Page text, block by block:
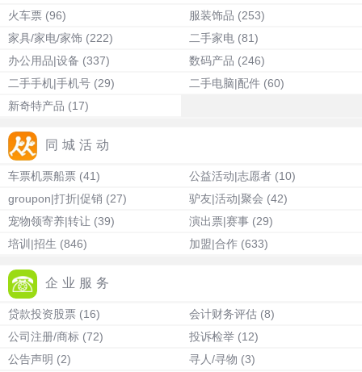
火车票 (96) 服装饰品 (253)
家具/家电/家饰 (222) 二手家电 (81)
办公用品|设备 (337) 数码产品 (246)
二手手机|手机号 (29) 二手电脑|配件 (60)
新奇特产品 (17)
同城活动
车票机票船票 (41) 公益活动|志愿者 (10)
groupon|打折|促销 (27) 驴友|活动|聚会 (42)
宠物领寄养|转让 (39) 演出票|赛事 (29)
培训|招生 (846) 加盟|合作 (633)
企业服务
贷款投资股票 (16) 会计财务评估 (8)
公司注册/商标 (72) 投诉检举 (12)
公告声明 (2) 寻人/寻物 (3)